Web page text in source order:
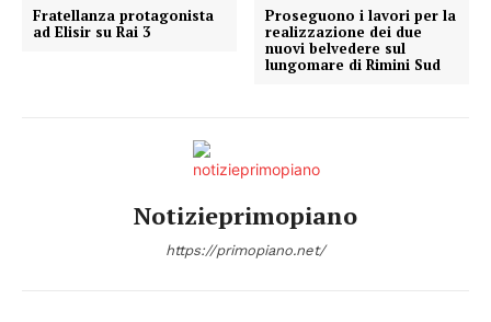
Fratellanza protagonista
ad Elisir su Rai 3
Proseguono i lavori per la
realizzazione dei due
nuovi belvedere sul
lungomare di Rimini Sud
Notizieprimopiano
https://primopiano.net/